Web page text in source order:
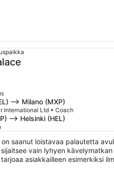
–> Milano (MXP)
International Ltd • Coach
–> Helsinki (HEL)
saanut loistavaa palautetta
vain lyhyen
asiakkailleen esimerkiksi